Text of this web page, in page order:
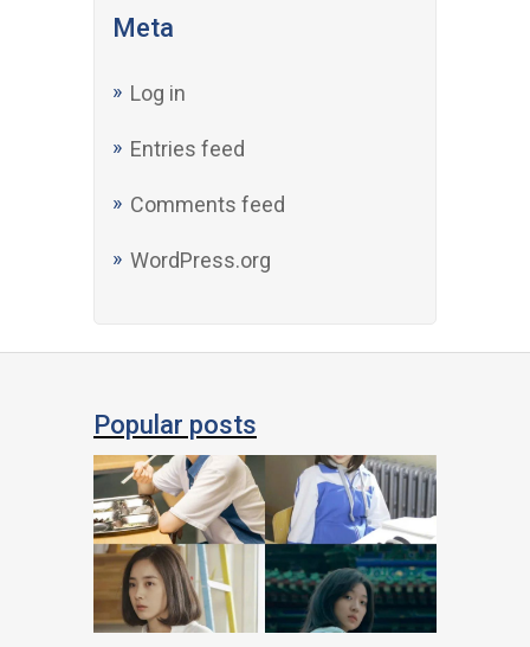
Meta
Log in
Entries feed
Comments feed
WordPress.org
Popular posts